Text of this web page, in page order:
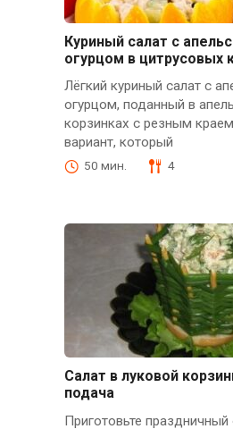
Куриный салат с
огурцом в цитрусовых
Лёгкий куриный салат с
огурцом, поданный в
корзинках с резным
вариант, который
50 мин. 4
Салат в луковой
подача
Приготовьте праздничный